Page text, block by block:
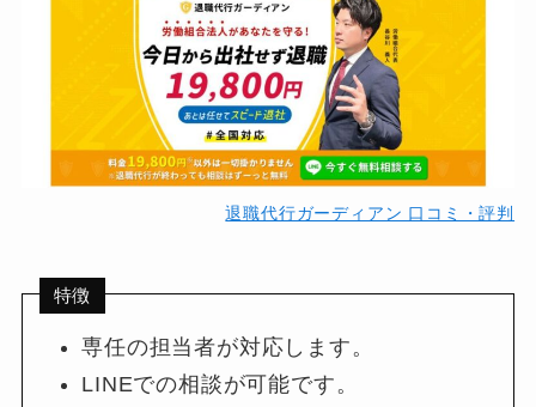
退職代行ガーディアン 口コミ・評判
特徴
専任の担当者が対応します。
LINEでの相談が可能です。